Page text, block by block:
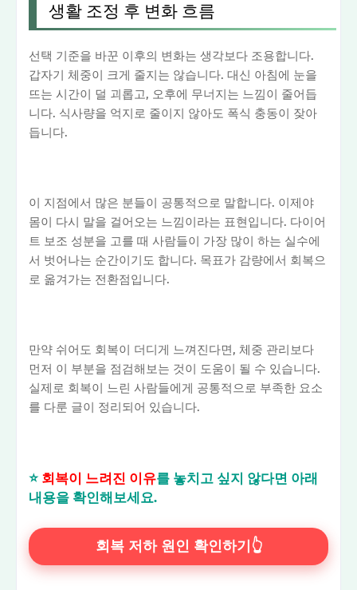
생활 조정 후 변화 흐름
선택 기준을 바꾼 이후의 변화는 생각보다 조용합니다.
갑자기 체중이 크게 줄지는 않습니다. 대신 아침에 눈을
뜨는 시간이 덜 괴롭고, 오후에 무너지는 느낌이 줄어듭
니다. 식사량을 억지로 줄이지 않아도 폭식 충동이 잦아
듭니다.
이 지점에서 많은 분들이 공통적으로 말합니다. 이제야
몸이 다시 말을 걸어오는 느낌이라는 표현입니다. 다이어
트 보조 성분을 고를 때 사람들이 가장 많이 하는 실수에
서 벗어나는 순간이기도 합니다. 목표가 감량에서 회복으
로 옮겨가는 전환점입니다.
만약 쉬어도 회복이 더디게 느껴진다면, 체중 관리보다
먼저 이 부분을 점검해보는 것이 도움이 될 수 있습니다.
실제로 회복이 느린 사람들에게 공통적으로 부족한 요소
를 다룬 글이 정리되어 있습니다.
⭐ 회복이 느려진 이유를 놓치고 싶지 않다면 아래
내용을 확인해보세요.
회복 저하 원인 확인하기👆